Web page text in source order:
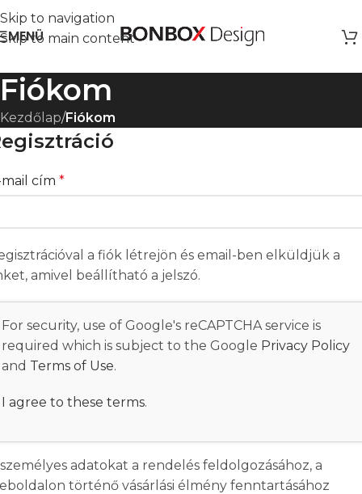
Skip to navigation
Skip to main content
MENÜ
Fiókom
Kezdőlap/Fiókom
cím *
a fiók létrejön és email-ben elküldjük a
amivel beállítható a jelszó.
For security, use of Google's reCAPTCHA service is
required which is subject to the Google Privacy Policy
and Terms of Use.
I agree to these terms.
adatokat a rendelés feldolgozásához, a
történő vásárlási élmény fenntartásához